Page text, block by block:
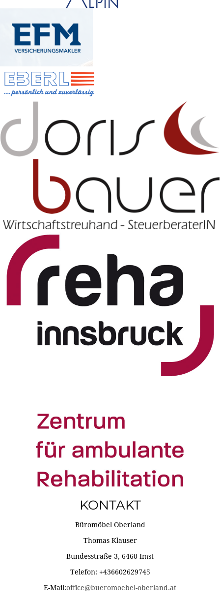
KONTAKT
Büromöbel Oberland
Thomas Klauser
Bundesstraße 3, 6460 Imst
Telefon: +436602629745
E-Mail:office@bueromoebel-oberland.at